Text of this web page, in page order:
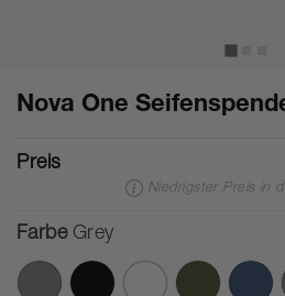
Nova One
Preis
Niedrigster Preis in
Farbe Grey